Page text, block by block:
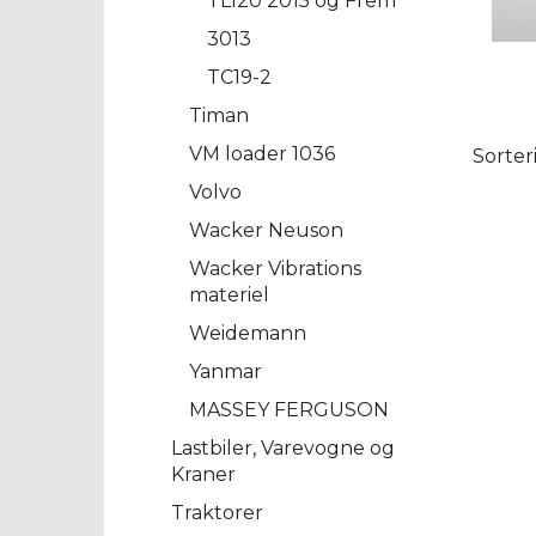
3013
TC19-2
Timan
VM loader 1036
Volvo
Wacker Neuson
Wacker Vibrations
materiel
Weidemann
Yanmar
MASSEY FERGUSON
Lastbiler, Varevogne og
Kraner
Traktorer